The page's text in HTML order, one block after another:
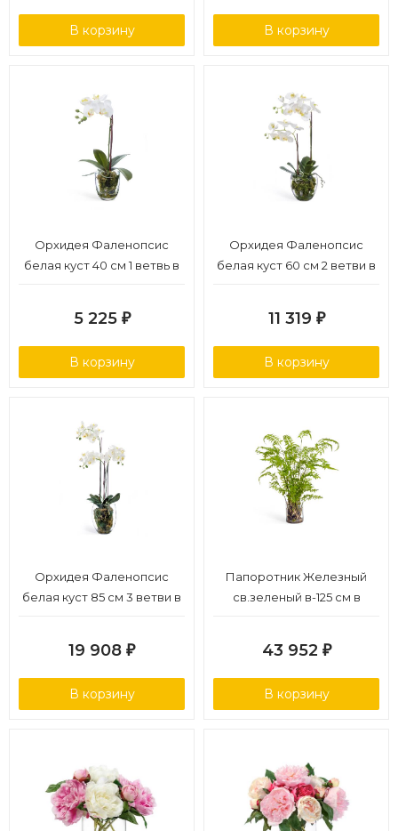
В корзину В корзину
Орхидея Фаленопсис
белая куст 40 см 1 ветвь в
5 225 ₽
В корзину
Орхидея Фаленопсис
белая куст 60 см 2 ветви в
11 319 ₽
В корзину
Орхидея Фаленопсис
белая куст 85 см 3 ветви в
19 908 ₽
В корзину
Папоротник Железный
св.зеленый в-125 см в
43 952 ₽
В корзину